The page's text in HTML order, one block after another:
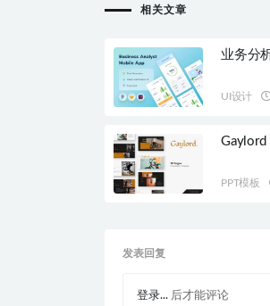
相关文章
业务分
UI设计
Gaylord
PPT模板
发表回复
登录... 后才能评论